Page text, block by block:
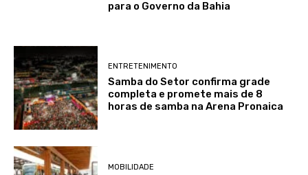
para o Governo da Bahia
ENTRETENIMENTO
Samba do Setor confirma grade
completa e promete mais de 8
horas de samba na Arena Pronaica
MOBILIDADE